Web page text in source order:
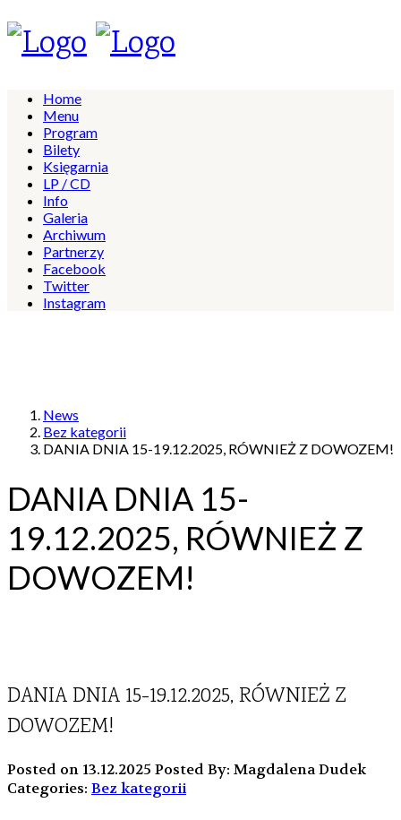
Home
Menu
Program
Bilety
Księgarnia
LP / CD
Info
Galeria
Archiwum
Partnerzy
Facebook
Twitter
Instagram
News
Bez kategorii
DANIA DNIA 15-19.12.2025, RÓWNIEŻ Z DOWOZEM!
DANIA DNIA 15-
19.12.2025, RÓWNIEŻ Z
DOWOZEM!
DANIA DNIA 15-19.12.2025, RÓWNIEŻ Z
DOWOZEM!
Posted on 13.12.2025 Posted By: Magdalena Dudek
Categories: Bez kategorii